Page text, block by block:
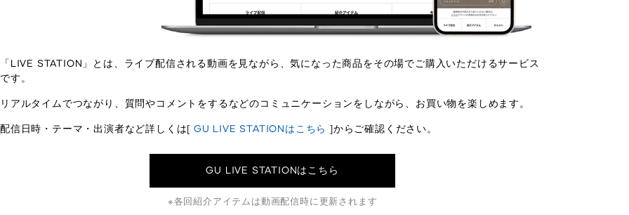
「LIVE STATION」とは、ライブ配信される動画を見ながら、気になった商品をその場でご購入いただけるサービス
です。
リアルタイムでつながり、質問やコメントをするなどのコミュニケーションをしながら、お買い物を楽しめます。
配信日時・テーマ・出演者など詳しくは[GU LIVE STATIONはこちら ]からご確認ください。
GU LIVE STATIONはこちら
各回紹介アイテムは動画配信時に更新されます